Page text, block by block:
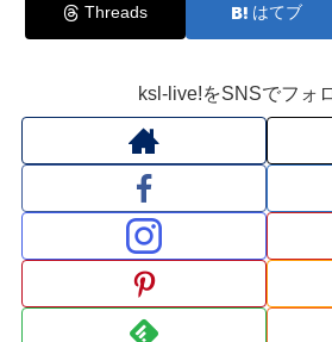
Threads はてブ
ksl-live!をSNSでフォ